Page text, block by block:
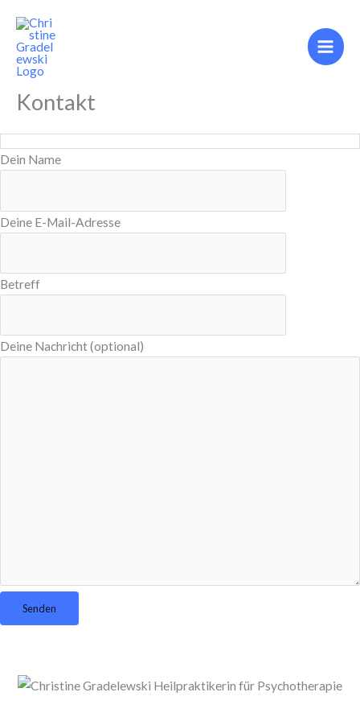
Inhalt
springen
Kontakt
Dein Name
Deine E-Mail-Adresse
Betreff
Deine Nachricht (optional)